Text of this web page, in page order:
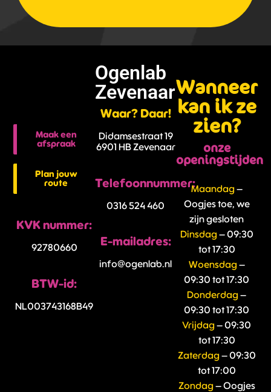
Ogenlab
Zevenaar
Waar? Daar!
Didamsestraat 19
6901 HB Zevenaar
Telefoonnummer:
0316 524 460
E-mailadres:
info@ogenlab.nl
Maak een
afspraak
Plan jouw
route
KVK nummer:
92780660
BTW-id:
NL003743168B49
Wanneer
kan ik ze
zien?
onze
openingstijden
Maandag –
Oogjes toe, we
zijn gesloten
Dinsdag – 09:30
tot 17:30
Woensdag –
09:30 tot 17:30
Donderdag–
09:30 tot 17:30
Vrijdag– 09:30
tot 17:30
Zaterdag – 09:30
tot 17:00
Zondag – Oogjes